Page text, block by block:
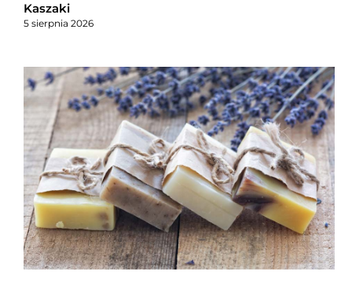
Kaszaki
5 sierpnia 2026